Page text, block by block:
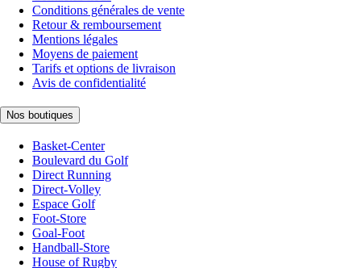
Conditions générales de vente
Retour & remboursement
Mentions légales
Moyens de paiement
Tarifs et options de livraison
Avis de confidentialité
Nos boutiques
Basket-Center
Boulevard du Golf
Direct Running
Direct-Volley
Espace Golf
Foot-Store
Goal-Foot
Handball-Store
House of Rugby